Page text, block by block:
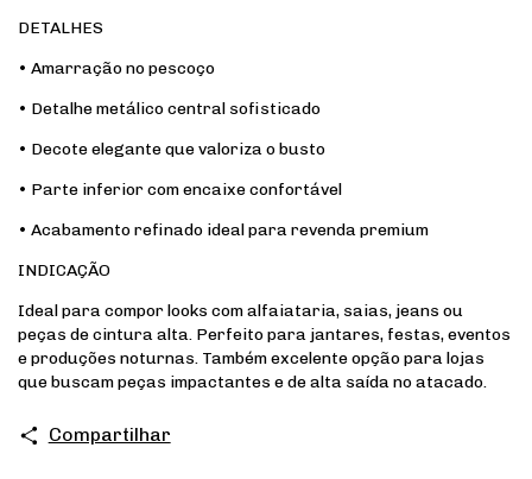
DETALHES
• Amarração no pescoço
• Detalhe metálico central sofisticado
• Decote elegante que valoriza o busto
• Parte inferior com encaixe confortável
• Acabamento refinado ideal para revenda premium
INDICAÇÃO
Ideal para compor looks com alfaiataria, saias, jeans ou
peças de cintura alta. Perfeito para jantares, festas, eventos
e produções noturnas. Também excelente opção para lojas
que buscam peças impactantes e de alta saída no atacado.
Compartilhar